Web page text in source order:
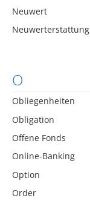
Neuwert
Neuwerterstattung
O
Obliegenheiten
Obligation
Offene Fonds
Online-Banking
Option
Order